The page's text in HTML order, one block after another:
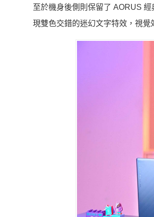
至於機身後側則保留了 AORUS
現雙色交錯的迷幻文字特效，視覺